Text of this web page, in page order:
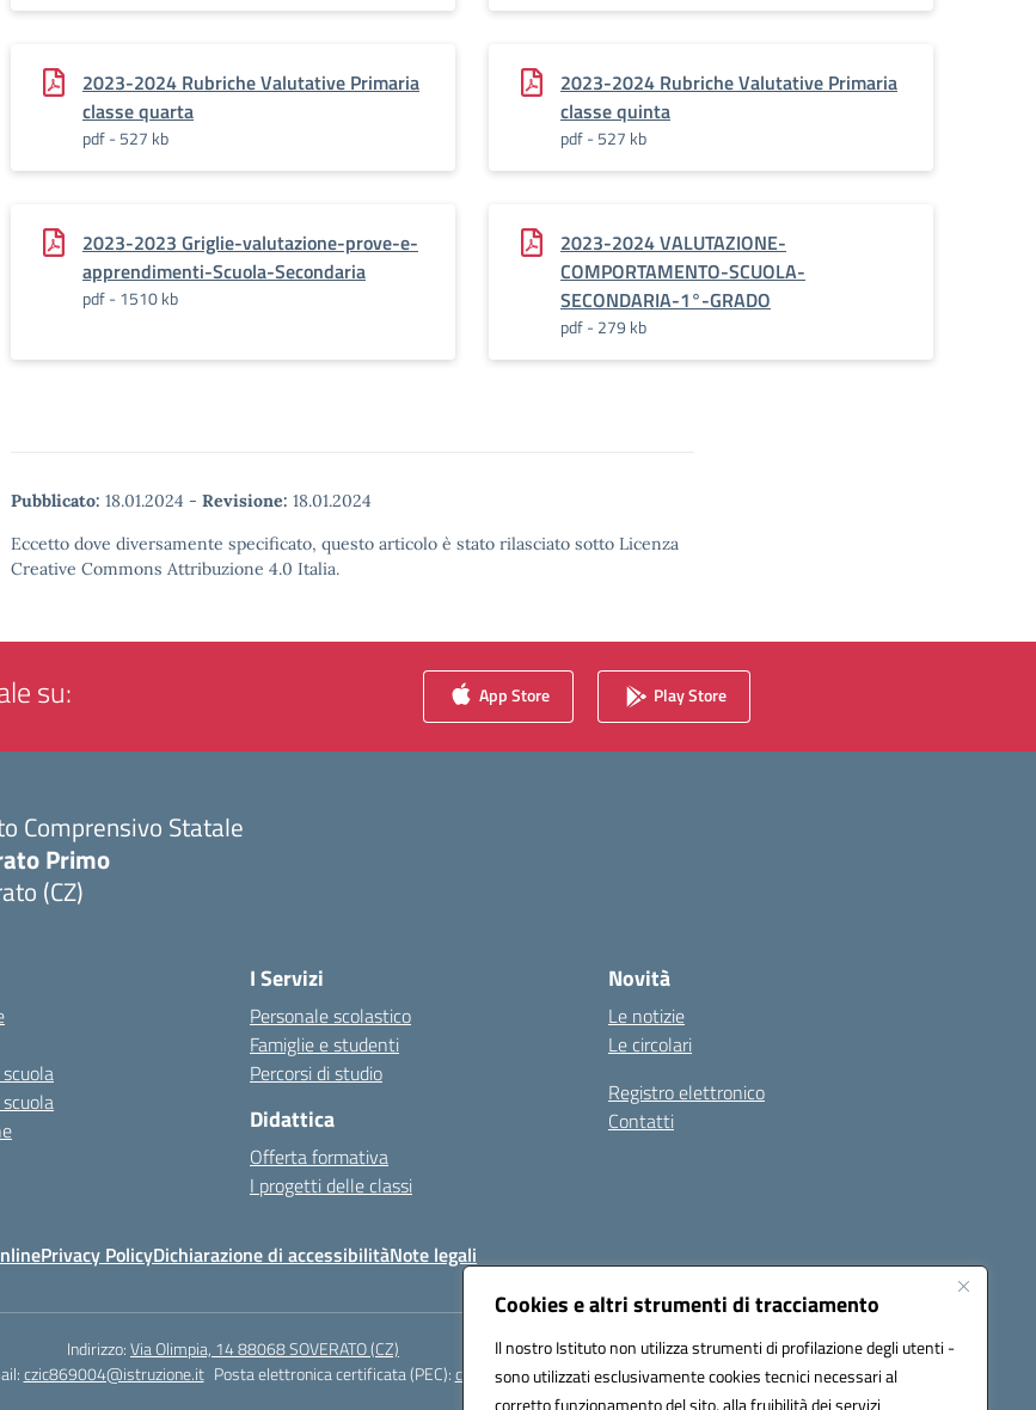
Cookies e altri strumenti di tracciamento
Il nostro Istituto non utilizza strumenti di profilazione degli utenti -
sono utilizzati esclusivamente cookies tecnici necessari al
corretto funzionamento del sito, alla fruibilità dei servizi
2023-2024 Rubriche Valutative Primaria
classe quarta
pdf - 527 kb
2023-2024 Rubriche Valutative Primaria
classe quinta
pdf - 527 kb
2023-2023 Griglie-valutazione-prove-e-
apprendimenti-Scuola-Secondaria
pdf - 1510 kb
2023-2024 VALUTAZIONE-
COMPORTAMENTO-SCUOLA-
SECONDARIA-1°-GRADO
pdf - 279 kb
Pubblicato: 18.01.2024 - Revisione: 18.01.2024
Eccetto dove diversamente specificato, questo articolo è stato rilasciato sotto Licenza
Creative Commons Attribuzione 4.0 Italia.
su: App Store Play Store
Comprensivo Statale
Primo
(CZ)
I Servizi
Personale scolastico
Famiglie e studenti
Percorsi di studio
Didattica
Offerta formativa
I progetti delle classi
Novità
Le notizie
Le circolari
Registro elettronico
Contatti
Privacy PolicyDichiarazione di accessibilitàNote legali
Indirizzo:Via Olimpia, 14 88068 SOVERATO (CZ)
czic869004@istruzione.it Posta elettronica certificata (PEC):czic869004@pec.istruzione.it